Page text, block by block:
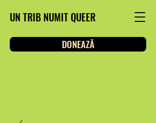
UN TRIB NUMIT QUEER
DONEAZĂ